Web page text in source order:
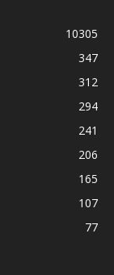
10305
347
312
294
241
206
165
107
77